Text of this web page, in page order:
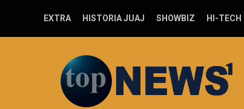
EXTRA HISTORIA JUAJ SHOWBIZ HI-TECH
news1.com